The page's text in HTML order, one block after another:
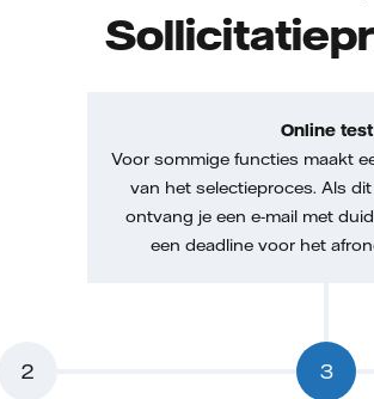
2 3
Online test
Voor sommige functies maakt
van het selectieproces. Als
ontvang je een e-mail met
een deadline voor het